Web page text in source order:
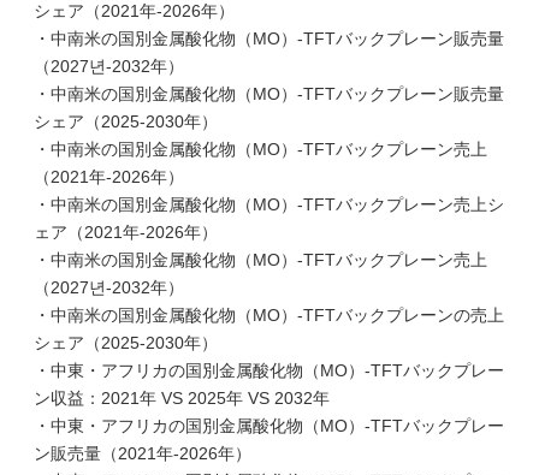
シェア（2021年-2026年）
・中南米の国別金属酸化物（MO）-TFTバックプレーン販売量
（2027년-2032年）
・中南米の国別金属酸化物（MO）-TFTバックプレーン販売量
シェア（2025-2030年）
・中南米の国別金属酸化物（MO）-TFTバックプレーン売上
（2021年-2026年）
・中南米の国別金属酸化物（MO）-TFTバックプレーン売上シ
ェア（2021年-2026年）
・中南米の国別金属酸化物（MO）-TFTバックプレーン売上
（2027년-2032年）
・中南米の国別金属酸化物（MO）-TFTバックプレーンの売上
シェア（2025-2030年）
・中東・アフリカの国別金属酸化物（MO）-TFTバックプレー
ン収益：2021年 VS 2025年 VS 2032年
・中東・アフリカの国別金属酸化物（MO）-TFTバックプレー
ン販売量（2021年-2026年）